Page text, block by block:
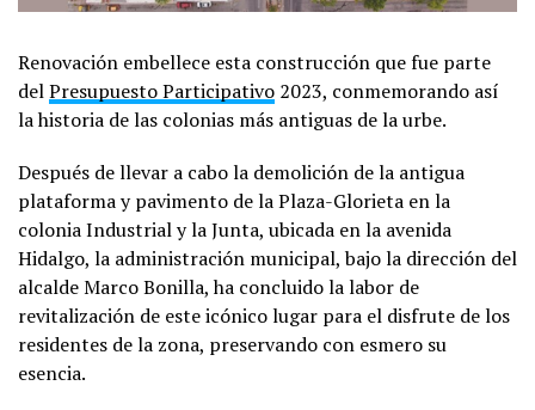
Renovación embellece esta construcción que fue parte
delPresupuesto Participativo 2023, conmemorando así
la historia de las colonias más antiguas de la urbe.
Después de llevar a cabo la demolición de la antigua
plataforma y pavimento de la Plaza-Glorieta en la
colonia Industrial y la Junta, ubicada en la avenida
Hidalgo, la administración municipal, bajo la dirección del
alcalde Marco Bonilla, ha concluido la labor de
revitalización de este icónico lugar para el disfrute de los
residentes de la zona, preservando con esmero su
esencia.